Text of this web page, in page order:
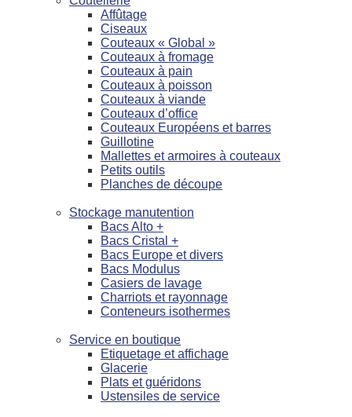
Affûtage
Ciseaux
Couteaux « Global »
Couteaux à fromage
Couteaux à pain
Couteaux à poisson
Couteaux à viande
Couteaux d’office
Couteaux Européens et barres
Guillotine
Mallettes et armoires à couteaux
Petits outils
Planches de découpe
Stockage manutention
Bacs Alto +
Bacs Cristal +
Bacs Europe et divers
Bacs Modulus
Casiers de lavage
Charriots et rayonnage
Conteneurs isothermes
Service en boutique
Etiquetage et affichage
Glacerie
Plats et guéridons
Ustensiles de service